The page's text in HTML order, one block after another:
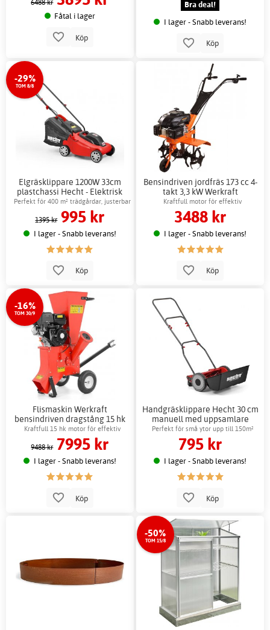
6488 kr
Fåtal i lager
Köp
Bra deal!
I lager - Snabb leverans!
Köp
-29%
TOM 8/8
Elgräsklippare 1200W 33cm
plastchassi Hecht - Elektrisk
motor
Perfekt för 400 m² trädgårdar, justerbar
höjd
1395 kr 995 kr
I lager - Snabb leverans!
Köp
Bensindriven jordfräs 173 cc 4-
takt 3,3 kW Werkraft
Kraftfull motor för effektiv
jordbearbetning
3488 kr
I lager - Snabb leverans!
Köp
-16%
TOM 30/9
Flismaskin Werkraft
bensindriven dragstång 15 hk
stor röd
Kraftfull 15 hk motor för effektiv
flisning
9488 kr 7995 kr
I lager - Snabb leverans!
Köp
Handgräsklippare Hecht 30 cm
manuell med uppsamlare
metallchassi
Perfekt för små ytor upp till 150m²
795 kr
I lager - Snabb leverans!
Köp
-50%
TOM 15/8